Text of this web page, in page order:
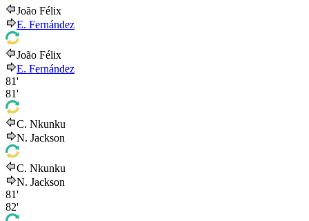
João Félix
E. Fernández
João Félix
E. Fernández
81'
81'
C. Nkunku
N. Jackson
C. Nkunku
N. Jackson
81'
82'